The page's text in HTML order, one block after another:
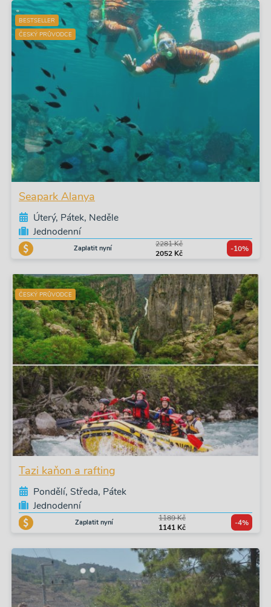
BESTSELLER
ČESKÝ PRŮVODCE
Seapark Alanya
Úterý, Pátek, Neděle
Jednodenní
Zaplatit nyní
2281 Kč
2052 Kč
-10%
ČESKÝ PRŮVODCE
Tazi kaňon a rafting
Pondělí, Středa, Pátek
Jednodenní
Zaplatit nyní
1189 Kč
1141 Kč
-4%